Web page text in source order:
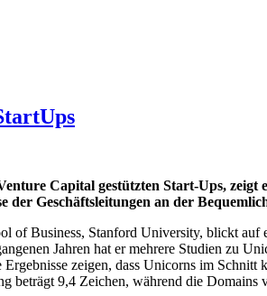
Capital gestützten Start-Ups,
der Geschäftsleitungen an der
of Business, Stanford University, blickt
Jahren hat er mehrere Studien zu
Ergebnisse zeigen, dass Unicorns im
9,4 Zeichen, während die